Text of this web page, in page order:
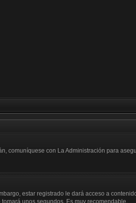
comuníquese con La Administración para
estar registrado le dará acceso a
unos segundos. Es muy recomendable.